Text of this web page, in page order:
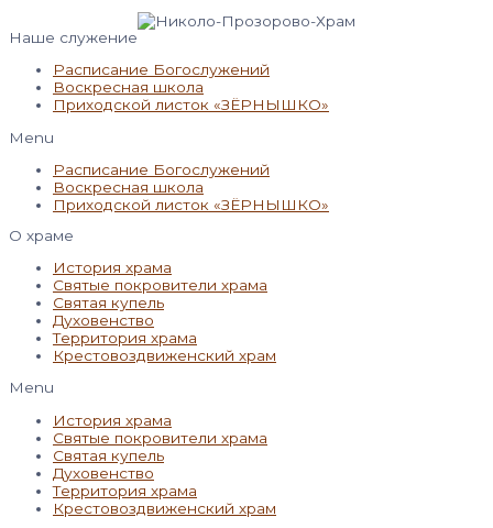
Наше служение
Расписание Богослужений
Воскресная школа
Приходской листок «ЗЁРНЫШКО»
Menu
Расписание Богослужений
Воскресная школа
Приходской листок «ЗЁРНЫШКО»
О храме
История храма
Святые покровители храма
Святая купель
Духовенство
Территория храма
Крестовоздвиженский храм
Menu
История храма
Святые покровители храма
Святая купель
Духовенство
Территория храма
Крестовоздвиженский храм